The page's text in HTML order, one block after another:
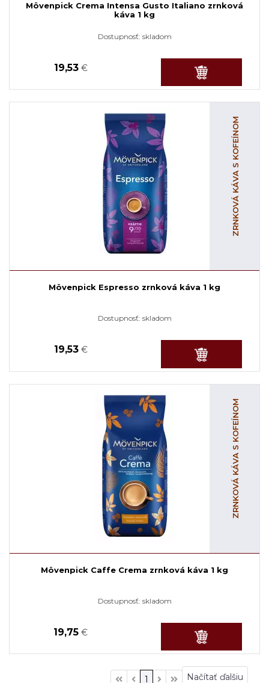
Mövenpick Crema Intensa Gusto Italiano zrnková
káva 1 kg
Dostupnosť: skladom
19,53 €
ZRNKOVÁ KÁVA S KOFEÍNOM
Mövenpick Espresso zrnková káva 1 kg
Dostupnosť: skladom
19,53 €
ZRNKOVÁ KÁVA S KOFEÍNOM
Mövenpick Caffe Crema zrnková káva 1 kg
Dostupnosť: skladom
19,75 €
Načítať ďalšiu
1